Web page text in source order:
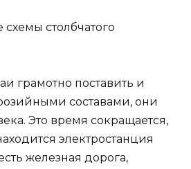
грамотно поставить и
составами, они
Это время сокращается,
электростанция
железная дорога,